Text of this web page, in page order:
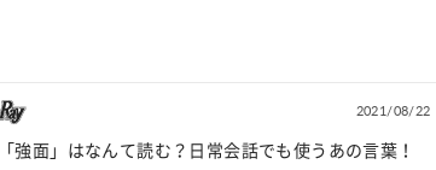
2021/08/22
「強面」はなんて読む？日常会話でも使うあの言葉！